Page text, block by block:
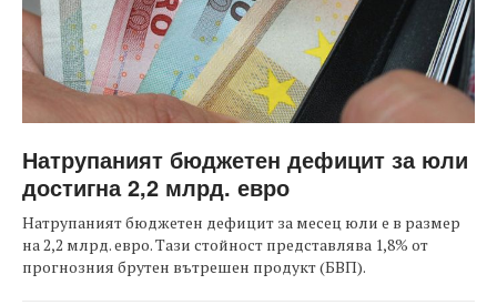
Натрупаният бюджетен дефицит за юли
достигна 2,2 млрд. евро
Натрупаният бюджетен дефицит за месец юли е в размер
на 2,2 млрд. евро. Тази стойност представлява 1,8% от
прогнозния брутен вътрешен продукт (БВП).